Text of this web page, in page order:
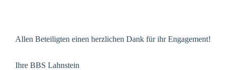
Allen Beteiligten einen herzlichen Dank für ihr Engagement!
Ihre BBS Lahnstein